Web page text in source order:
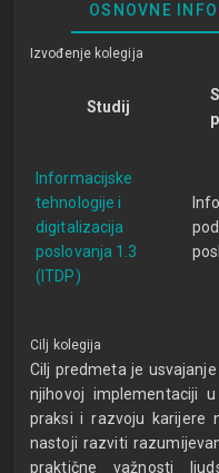
OSNOVNE
Izvođenje kolegija
Studij
Informacijske
tehnologije i
digitalizacija
poslovanja 1.3
(ITDP)
Cilj kolegija
Cilj predmeta je
njihovoj implementaciji
praksi i razvoju karijere
nastoji razviti
praktične važnosti